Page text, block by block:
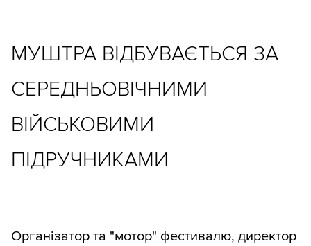
МУШТРА ВІДБУВАЄТЬСЯ ЗА
СЕРЕДНЬОВІЧНИМИ
ВІЙСЬКОВИМИ
ПІДРУЧНИКАМИ
Організатор та "мотор" фестивалю, директор